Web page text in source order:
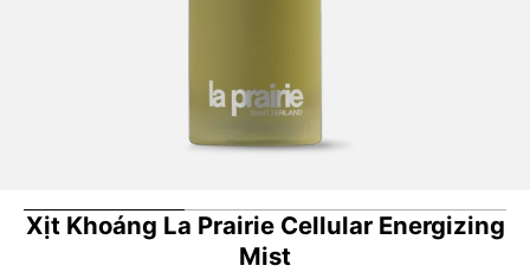
Xịt Khoáng La Prairie Cellular Energizing
Mist